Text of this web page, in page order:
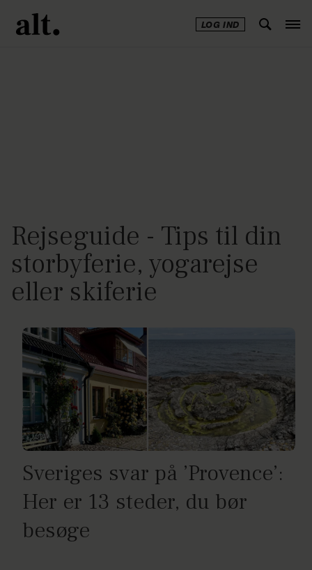
LOG IND
Rejseguide - Tips til din
storbyferie, yogarejse
eller skiferie
Sveriges svar på ’Provence’:
Her er 13 steder, du bør
besøge